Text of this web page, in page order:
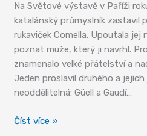
Na Světové výstavě v Paříži
katalánský průmyslník zastavil
rukaviček Comella. Upoutala jej
poznat muže, který ji navrhl.
znamenalo velké přátelství a
Jeden proslavil druhého a
neoddělitelná: Güell a Gaudí…
Procházka
Číst více »